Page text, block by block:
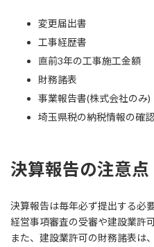
変更届出書
工事経歴書
直前3年の工事施工金額
財務諸表
事業報告書(株式会社のみ)
埼玉県税の納税情報の確
決算報告の注意点
決算報告は毎年必ず提出する必
経営事項審査の受審や建設業許
また、建設業許可の財務諸表は